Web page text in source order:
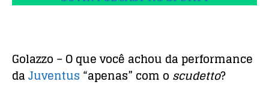
Golazzo – O que você achou da performance
daJuventus “apenas” com o scudetto?